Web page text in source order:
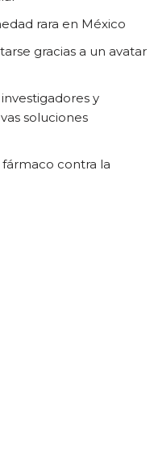
rara en México
gracias a un avatar
y
soluciones
contra la